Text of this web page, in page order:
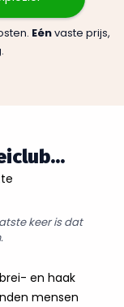
Eénvaste prijs,
keer is dat
en haak
mensen